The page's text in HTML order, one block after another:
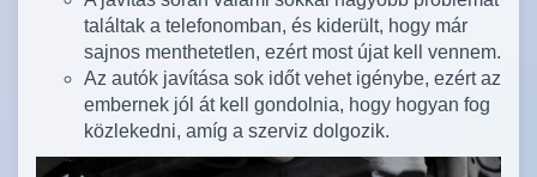
találtak a telefonomban, és kiderült, hogy már
sajnos menthetetlen, ezért most újat kell vennem.
Az autók javítása sok időt vehet igénybe, ezért az
embernek jól át kell gondolnia, hogy hogyan fog
közlekedni, amíg a szerviz dolgozik.